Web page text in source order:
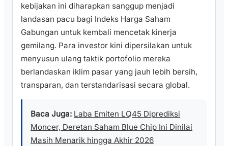
kebijakan ini diharapkan sanggup menjadi
landasan pacu bagi Indeks Harga Saham
Gabungan untuk kembali mencetak kinerja
gemilang. Para investor kini dipersilakan untuk
menyusun ulang taktik portofolio mereka
berlandaskan iklim pasar yang jauh lebih bersih,
transparan, dan terstandarisasi secara global.
Baca Juga: Laba Emiten LQ45 Diprediksi
Moncer, Deretan Saham Blue Chip Ini Dinilai
Masih Menarik hingga Akhir 2026